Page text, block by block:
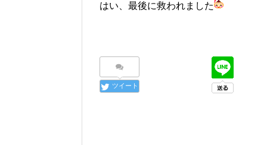
はい、最後に救われました
ツイート